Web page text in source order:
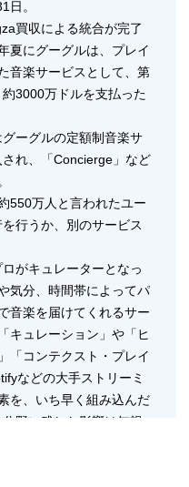
日。
買収による統合が完了
夏にグーグルは、プレイ
音楽サービスとして、第
3000万ドルを支払った
ーグルの定額制音楽サ
れ、「Concierge」など
550万人と言われたユー
行うか、別のサービス
がキュレーターとなっ
気分、時間帯によってパ
音楽を届けてくれるサー
キュレーション」や「ヒ
「コンテクスト・プレイ
などの大手ストリーミ
を、いち早く組み込んだ
野に残した影響は無視